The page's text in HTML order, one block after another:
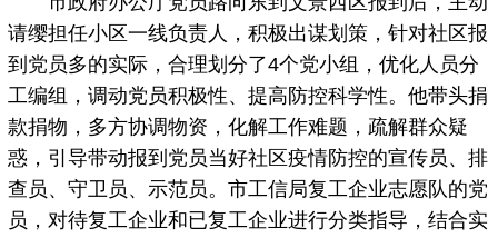
请缨担任小区一线负责人，积极出谋划策，针对社区报
到党员多的实际，合理划分了4个党小组，优化人员分
工编组，调动党员积极性、提高防控科学性。他带头捐
款捐物，多方协调物资，化解工作难题，疏解群众疑
惑，引导带动报到党员当好社区疫情防控的宣传员、排
查员、守卫员、示范员。市工信局复工企业志愿队的党
员，对待复工企业和已复工企业进行分类指导，结合实